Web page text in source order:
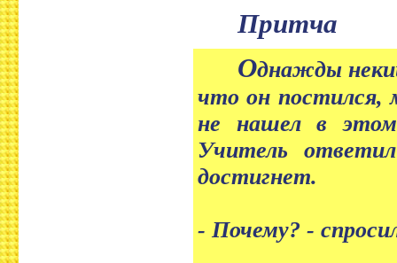
Притча
Однажды
что он постился,
не нашел в
Учитель
достигнет.
- Почему? -